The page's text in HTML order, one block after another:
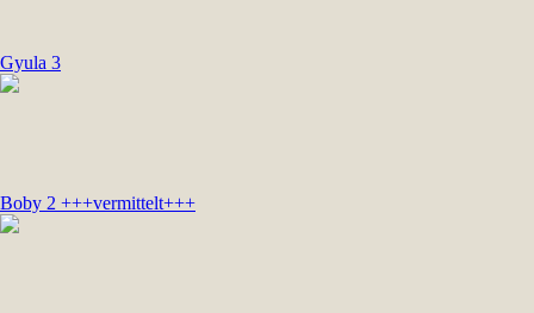
Gyula 3
Boby 2 +++vermittelt+++